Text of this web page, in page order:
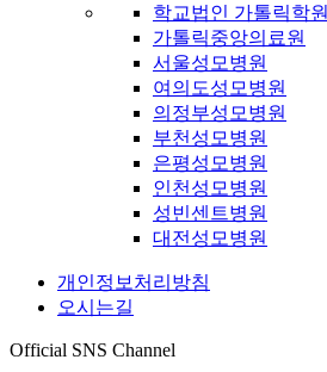
학교법인 가톨릭학원
가톨릭중앙의료원
서울성모병원
여의도성모병원
의정부성모병원
부천성모병원
은평성모병원
인천성모병원
성빈센트병원
대전성모병원
개인정보처리방침
오시는길
Official SNS Channel